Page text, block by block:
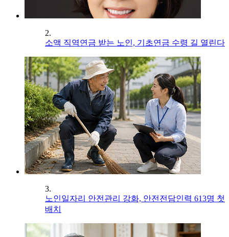
2.
소액 직역연금 받는 노인, 기초연금 수령 길 열린다
3.
노인일자리 안전관리 강화, 안전전담인력 613명 첫
배치